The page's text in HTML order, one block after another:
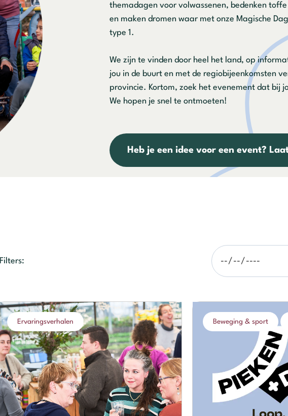
themadagen voor volwassenen, bedenken
en maken dromen waar met onze Magische
type 1.
We zijn te vinden door heel het land, op
jou in de buurt en met de regiobijeenkomsten
provincie. Kortom, zoek het evenement dat bij
We hopen je snel te ontmoeten!
Heb je een idee voor een event?
Filters:
Ervaringsverhalen Beweging & sport